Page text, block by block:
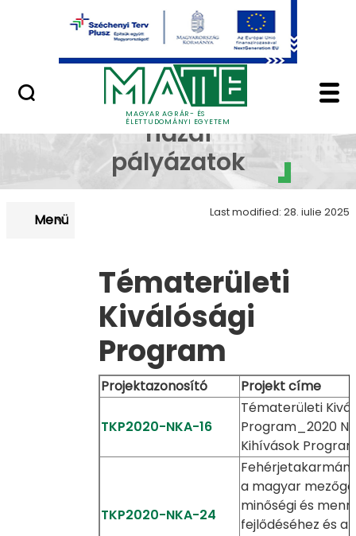
Skip to Main Content
MAGYAR AGRÁR- ÉS
ÉLETTUDOMÁNYI EGYETEM
Uniós pályázatok
Nemzetközi pályázatok
Hazai megvalósított
Megvalósított
hazai
pályázatok
Menü Last modified: 28. iulie 2025
Tématerületi
Kiválósági
Program
Projektazonosító Projekt címe
TKP2020-NKA-16
Tématerületi
Program_2020
Kihívások
TKP2020-NKA-24
a magyar
minőségi és
fejlődéséhez és a